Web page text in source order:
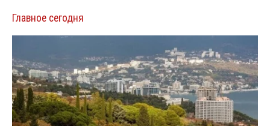
Главное сегодня